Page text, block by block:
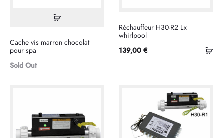
Lire
suite
Cache vis marron chocolat
pour spa
Sold Out
Réchauffeur H30-R2 Lx
whirlpool
139,00 €